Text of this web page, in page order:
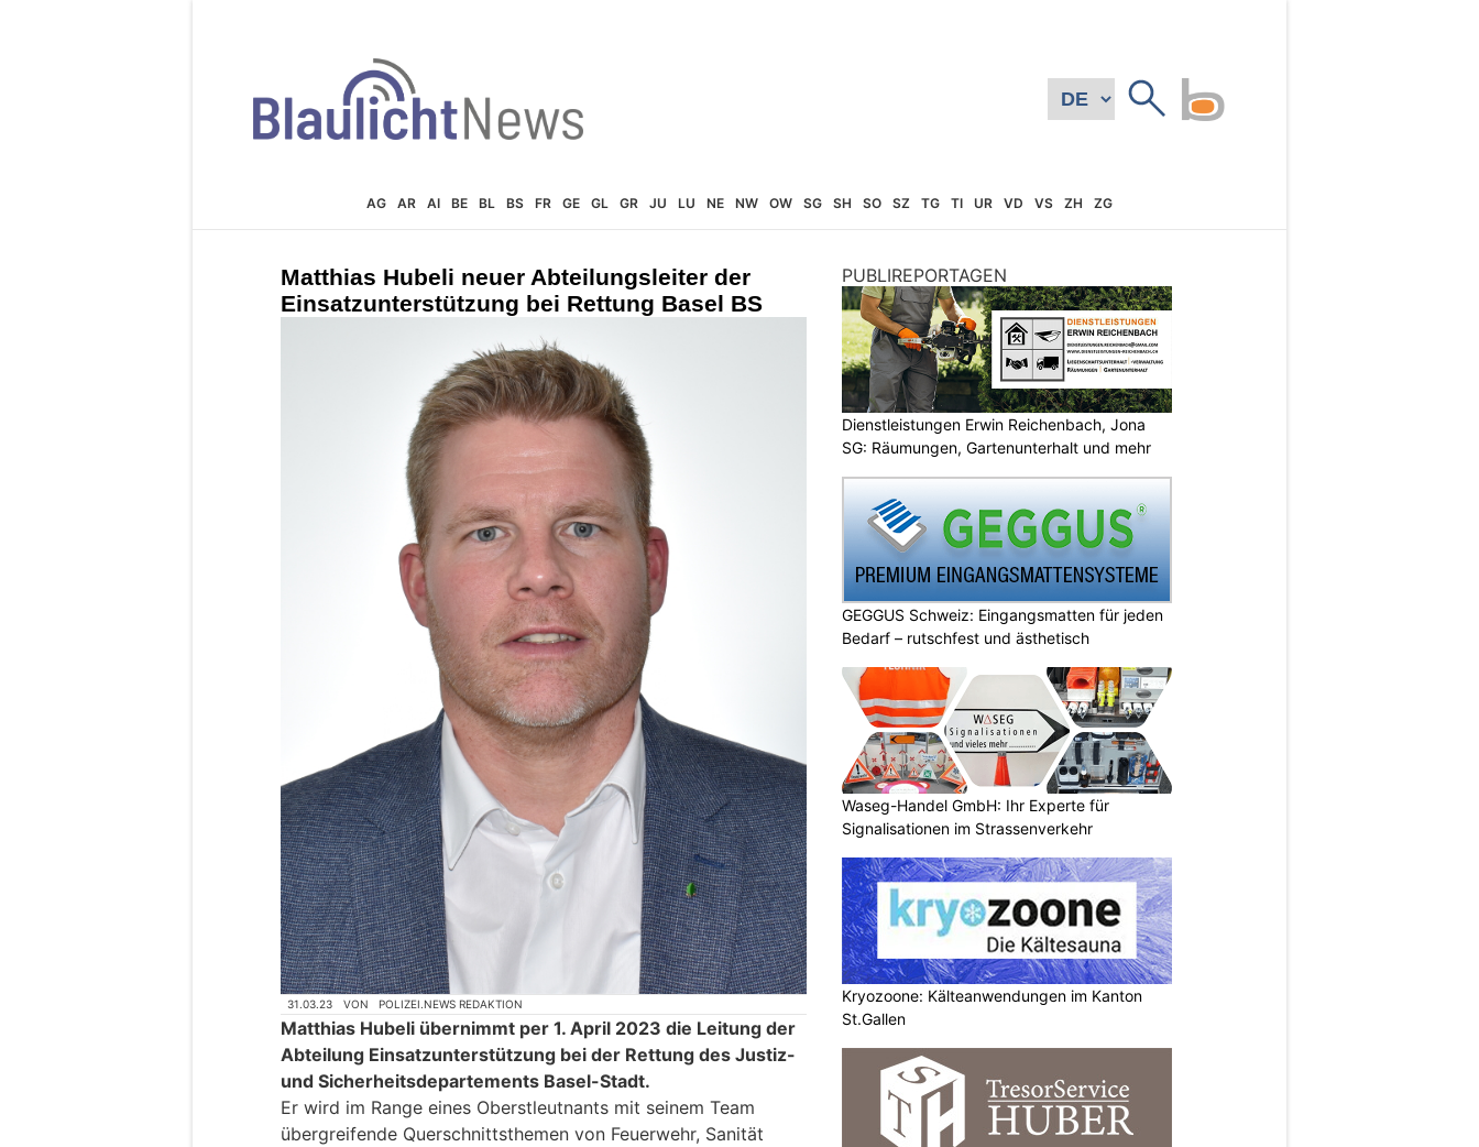
AG AR AI BE BL BS FR GE GL GR JU LU NE NW OW SG SH SO SZ TG TI UR VD VS ZH ZG
Matthias Hubeli neuer Abteilungsleiter der
Einsatzunterstützung bei Rettung Basel BS
31.03.23 VON POLIZEI.NEWS REDAKTION
Matthias Hubeli übernimmt per 1. April 2023 die Leitung der
Abteilung Einsatzunterstützung bei der Rettung des Justiz-
und Sicherheitsdepartements Basel-Stadt.
Er wird im Range eines Oberstleutnants mit seinem Team
übergreifende Querschnittsthemen von Feuerwehr, Sanität
PUBLIREPORTAGEN
Dienstleistungen Erwin Reichenbach, Jona
SG: Räumungen, Gartenunterhalt und mehr
GEGGUS Schweiz: Eingangsmatten für jeden
Bedarf – rutschfest und ästhetisch
Waseg-Handel GmbH: Ihr Experte für
Signalisationen im Strassenverkehr
Kryozoone: Kälteanwendungen im Kanton
St.Gallen